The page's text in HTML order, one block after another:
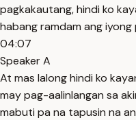
pagkakautang, hindi ko
habang ramdam ang
04:07
Speaker A
At mas lalong hindi ko
may pag-aalinlangan sa
mabuti pa na tapusin na